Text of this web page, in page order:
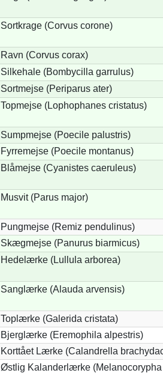
Sortkrage (Corvus corone)
Ravn (Corvus corax)
Silkehale (Bombycilla garrulus)
Sortmejse (Periparus ater)
Topmejse (Lophophanes cristatus)
Sumpmejse (Poecile palustris)
Fyrremejse (Poecile montanus)
Blåmejse (Cyanistes caeruleus)
Musvit (Parus major)
Pungmejse (Remiz pendulinus)
Skægmejse (Panurus biarmicus)
Hedelærke (Lullula arborea)
Sanglærke (Alauda arvensis)
Toplærke (Galerida cristata)
Bjerglærke (Eremophila alpestris)
Korttået Lærke (Calandrella
Østlig Kalanderlærke (Melanocorypha